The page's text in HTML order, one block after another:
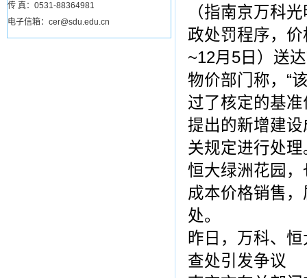
传 真：0531-88364981
电子信箱：cer@sdu.edu.cn
（指南京万科
政处罚程序，
~12月5日）送
物价部门称，“
过了核定的基
提出的新增建
关规定进行处理
恒大绿洲花园
成本价格销售
处。
昨日，万科、
查处引发争议